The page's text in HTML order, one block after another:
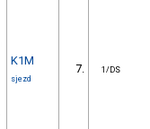
K1M
sjezd
7. 1/DS